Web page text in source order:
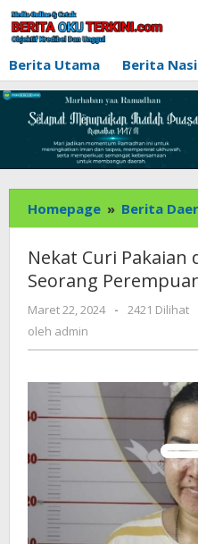
Lewati
ke
konten
Berita Utama
Berita
Homepage » Berita
Nekat Curi Pakaian
Seorang
Maret 22, 2024
oleh
-
2421 Dilihat
oleh admin